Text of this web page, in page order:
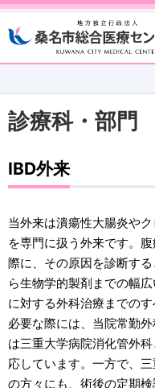
診療科・部門
IBD外来
当外来は潰瘍性大腸炎や
を専門に扱う外来です。
際に、その原因を診断す
ら生物学的製剤までの幅
に対する外科治療までの
必要な際には、当院常勤
は三重大学病院消化管外
応しています。一方で、
の方々にも、術後の定期